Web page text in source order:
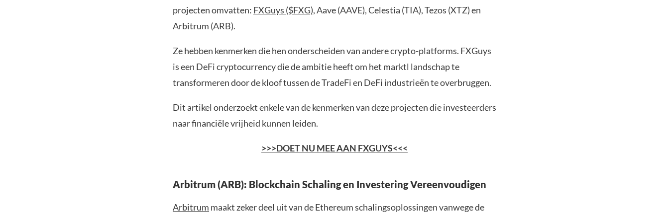
projecten omvatten: FXGuys ($FXG), Aave (AAVE), Celestia (TIA), Tezos (XTZ) en
Arbitrum (ARB).
Ze hebben kenmerken die hen onderscheiden van andere crypto-platforms. FXGuys
is een DeFi cryptocurrency die de ambitie heeft om het marktl landschap te
transformeren door de kloof tussen de TradeFi en DeFi industrieën te overbruggen.
Dit artikel onderzoekt enkele van de kenmerken van deze projecten die investeerders
naar financiële vrijheid kunnen leiden.
>>>DOET NU MEE AAN FXGUYS<<<
Arbitrum (ARB): Blockchain Schaling en Investering Vereenvoudigen
Arbitrum maakt zeker deel uit van de Ethereum schalingsoplossingen vanwege de